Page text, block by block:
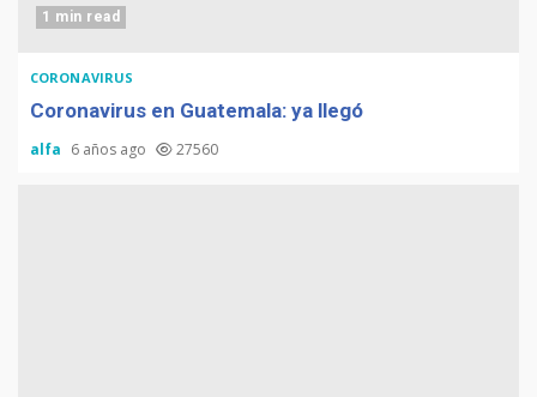
1 min read
CORONAVIRUS
Coronavirus en Guatemala: ya llegó
alfa 6 años ago 27560